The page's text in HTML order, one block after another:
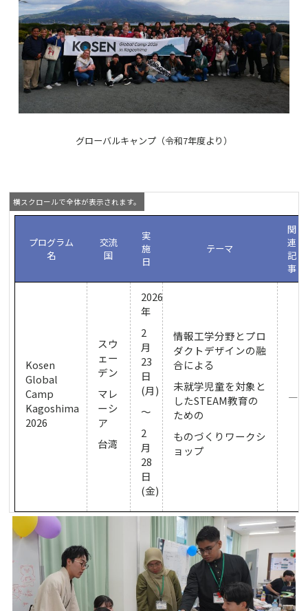
グローバルキャンプ（令和7年度より）
プログラム
名
交流
国
実
施
日
テーマ
関
連
記
事
Kosen
Global
Camp
Kagoshima
2026
スウ
ェー
デン
マレ
ーシ
ア
台湾
2026
年
2
月
23
日
(月)
～
2
月
28
日
(金)
情報工学分野とプロ
ダクトデザインの融
合による
未就学児童を対象と
したSTEAM教育の
ための
ものづくりワークシ
ョップ
―